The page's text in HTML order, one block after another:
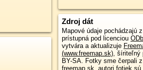
Zdroj dát
Mapové údaje pochádzajú z
prístupná pod licenciou
vytvára a aktualizuje
(www.freemap.sk), šíriteľný
BY-SA. Fotky sme čerpali
freemap.sk, autori fotiek sú